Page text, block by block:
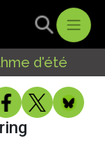
d'été